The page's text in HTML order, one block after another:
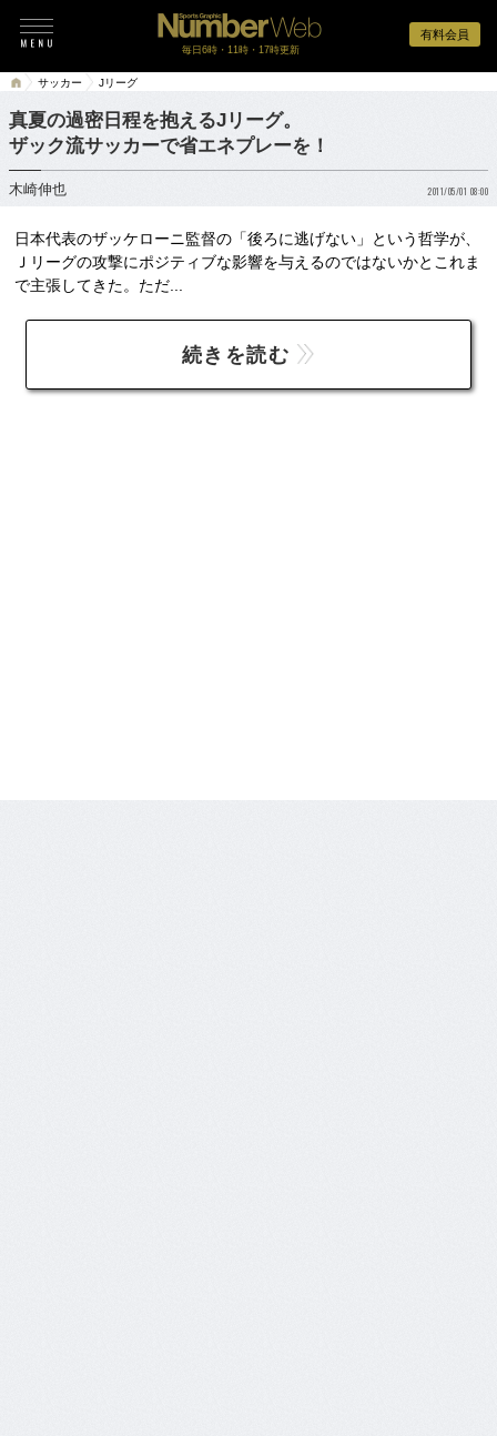
有料会員
毎日6時・11時・17時更新
サッカー Jリーグ
真夏の過密日程を抱えるJリーグ。
ザック流サッカーで省エネプレーを！
木崎伸也 2011/05/01 08:00
日本代表のザッケローニ監督の「後ろに逃げない」という哲学が、
Ｊリーグの攻撃にポジティブな影響を与えるのではないかとこれま
で主張してきた。ただ...
続きを読む